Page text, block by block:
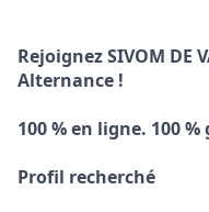
Rejoignez SIVOM DE
Alternance !
100 % en ligne. 100
Profil recherché